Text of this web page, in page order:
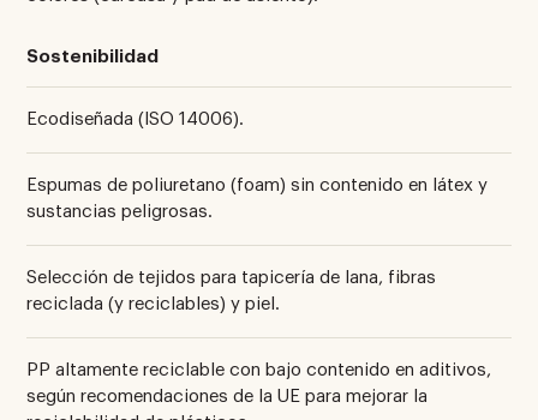
Sostenibilidad
Ecodiseñada (ISO 14006).
Espumas de poliuretano (foam) sin contenido en látex y
sustancias peligrosas.
Selección de tejidos para tapicería de lana, fibras
reciclada (y reciclables) y piel.
PP altamente reciclable con bajo contenido en aditivos,
según recomendaciones de la UE para mejorar la